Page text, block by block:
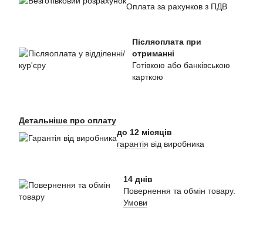
Оплата за рахунков з ПДВ
Післяоплата при
отриманні
Готівкою або банківською
карткою
Детальніше про оплату
до 12 місяців
гарантія від виробника
14 днів
Повернення та обмін товару.
Умови